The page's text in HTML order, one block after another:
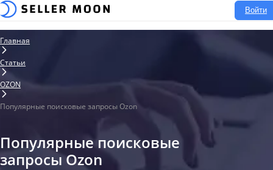
Войти
Главная
Статьи
OZON
Популярные поисковые запросы Ozon
Популярные поисковые
запросы Ozon